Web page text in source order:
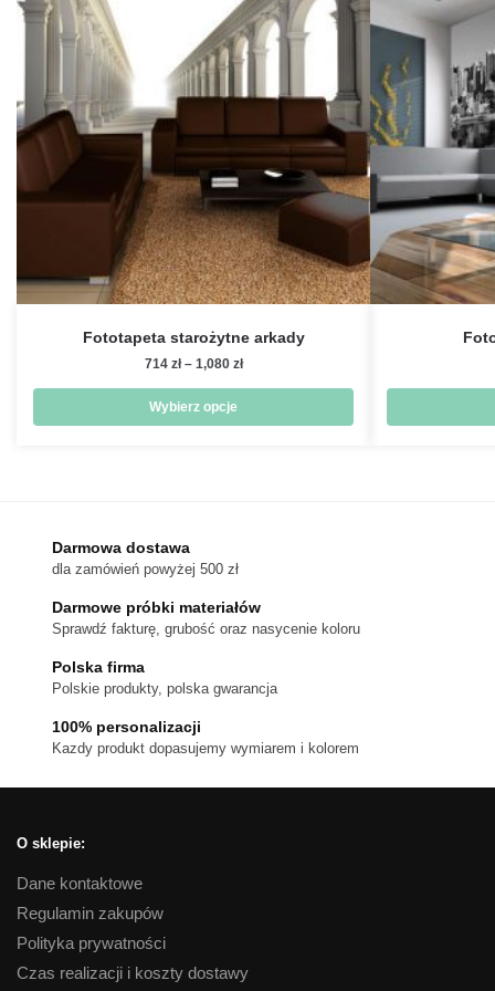
Fototapeta starożytne arkady
714 zł – 1,080 złZakres
714 zł
Wybierz opcje
Opcje
można
wybrać
stronie
Darmowa dostawa
dla zamówień powyżej 500 zł
Darmowe próbki materiałów
Sprawdź fakturę, grubość oraz nasycenie koloru
Polska firma
Polskie produkty, polska gwarancja
100% personalizacji
Kazdy produkt dopasujemy wymiarem i kolorem
O sklepie:
Dane kontaktowe
Regulamin zakupów
Polityka prywatności
Czas realizacji i koszty dostawy